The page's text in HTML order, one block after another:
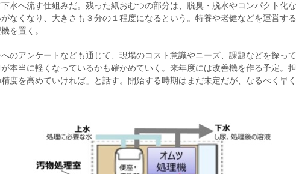
水へ流す仕組みだ。残った紙おむつの部分は、脱臭・脱水やコンパクト化
なくなり、大きさも３分の１程度になるという。特養や老健などを運営す
を置く。
のアンケートなども通じて、現場のコスト意識やニーズ、課題などを探っ
本当に軽くなっているかも確かめていく。来年度には改善機を作る予定。
度を高めていければ」と話す。開始する時期はまだ未定だが、なるべく早